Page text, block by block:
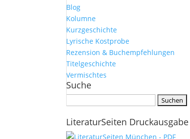
Blog
Kolumne
Kurzgeschichte
Lyrische Kostprobe
Rezension & Buchempfehlungen
Titelgeschichte
Vermischtes
Suche
LiteraturSeiten Druckausgabe